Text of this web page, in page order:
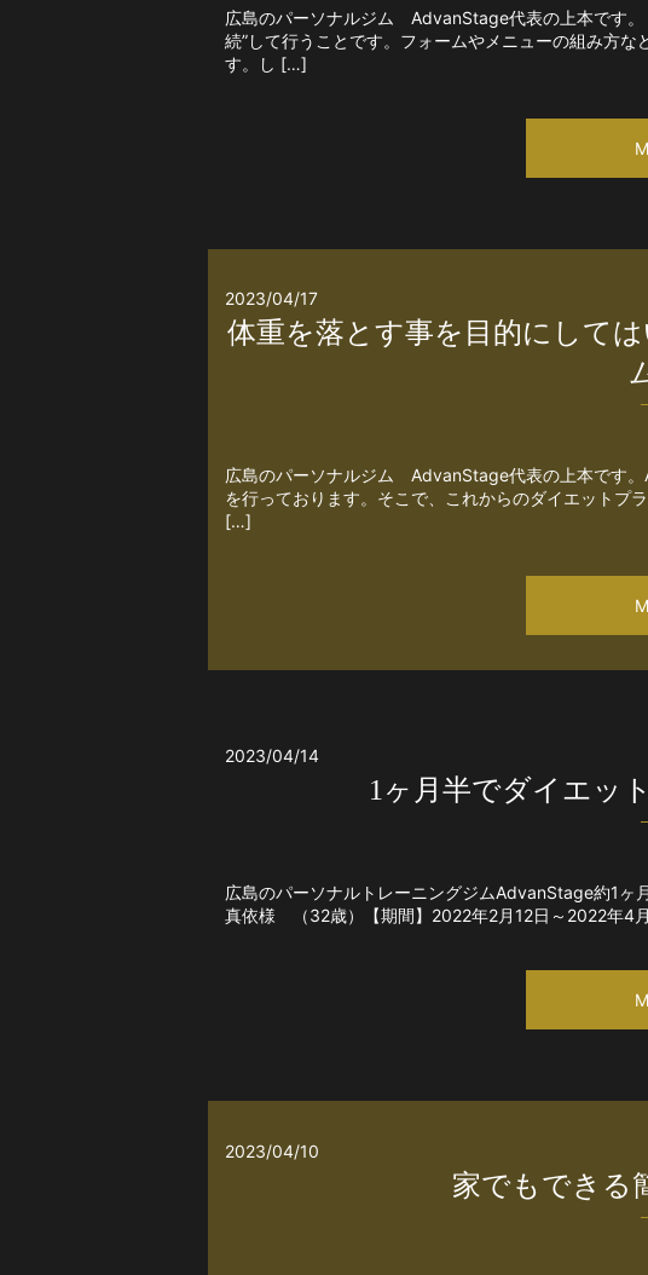
広島のパーソナルジム AdvanStage代表の上本です。
続”して行うことです。フォームやメニューの組み方
す。し […]
2023/04/17
体重を落とす事を目的にして
広島のパーソナルジム AdvanStage代表の上本です
を行っております。そこで、これからのダイエットプ
[…]
2023/04/14
1ヶ月半でダイエッ
広島のパーソナルトレーニングジムAdvanStage約1ヶ
真依様 （32歳）【期間】2022年2月12日～2022年4
2023/04/10
家でもできる